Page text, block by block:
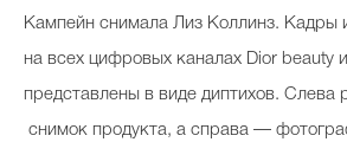
Кампейн снимала Лиз Коллинз. Кадры
на всех цифровых каналах Dior beauty
представлены в виде диптихов. Слева
снимок продукта, а справа —